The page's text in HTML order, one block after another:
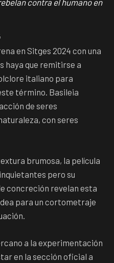
en Sitges 2024 con una
haya que remitirse a
italiano para
término. Basileia
de seres
con seres
brumosa, la película
pero su
concreción revelan esta
para un cortometraje
a la experimentación
en la sección oficial a